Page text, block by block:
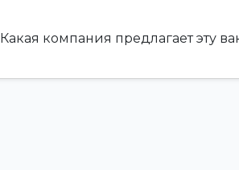
Какая компания предлагает эту